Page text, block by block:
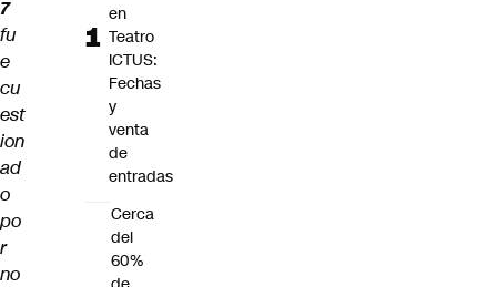
7
fu
e
cu
est
ion
ad
o
po
r
no
en
Teatro
ICTUS:
Fechas
y
venta
de
entradas
Cerca
del
60%